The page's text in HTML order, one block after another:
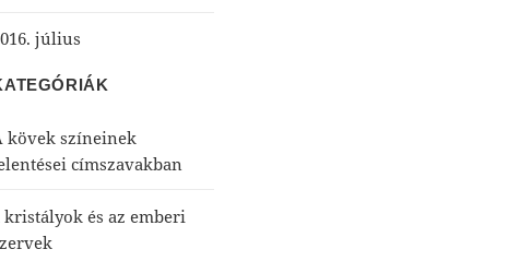
július
kövek színeinek
címszavakban
kristályok és az emberi